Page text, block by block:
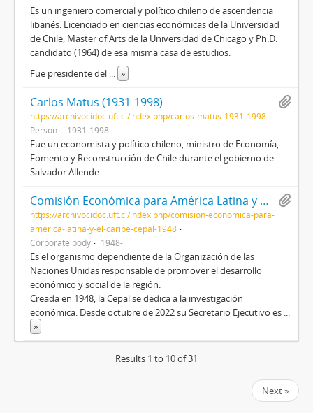
Es un ingeniero comercial y político chileno de ascendencia
libanés. Licenciado en ciencias económicas de la Universidad
de Chile, Master of Arts de la Universidad de Chicago y Ph.D.
candidato (1964) de esa misma casa de estudios.
Fue presidente del ... »
Carlos Matus (1931-1998)
https://archivocidoc.uft.cl/index.php/carlos-matus-1931-1998
Person
1931-1998
Fue un economista y político chileno, ministro de Economía,
Fomento y Reconstrucción de Chile durante el gobierno de
Salvador Allende.
Comisión Económica para América Latina y el Caribe (CEPAL) (1948-)
https://archivocidoc.uft.cl/index.php/comision-economica-para-
america-latina-y-el-caribe-cepal-1948
Corporate body
1948-
Es el organismo dependiente de la Organización de las
Naciones Unidas responsable de promover el desarrollo
económico y social de la región.
Creada en 1948, la Cepal se dedica a la investigación
económica. Desde octubre de 2022 su Secretario Ejecutivo es ...
»
Results 1 to 10 of 31
Next »